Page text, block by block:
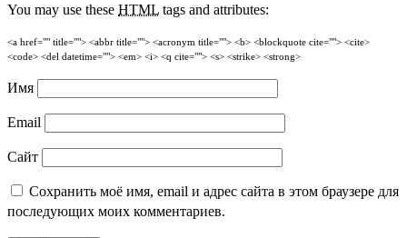
You may use these HTML tags and attributes:
<a href="" title=""> <abbr title=""> <acronym title=""> <b> <blockquote cite=""> <cite>
<code> <del datetime=""> <em> <i> <q cite=""> <s> <strike> <strong>
Имя
Email
Сайт
Сохранить моё имя, email и адрес сайта в этом браузере для
последующих моих комментариев.